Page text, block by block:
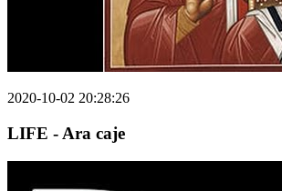
2020-10-02 20:28:26
LIFE - Ara caje